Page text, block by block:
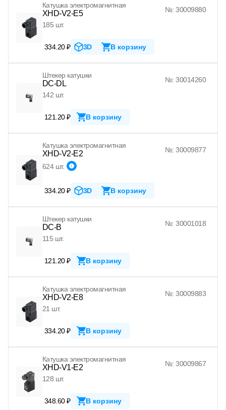
Катушка электромагнитная
XHD-V2-E5
№: 30009880
185 шт.
334.20 ₽ 3D В корзину
Штекер катушки
DC-DL
№: 30014260
142 шт.
121.20 ₽ В корзину
Катушка электромагнитная
XHD-V2-E2 №: 30009877
624 шт.
334.20 ₽ 3D В корзину
Штекер катушки
DC-B
№: 30001018
115 шт.
121.20 ₽ В корзину
Катушка электромагнитная
XHD-V2-E8
№: 30009883
21 шт.
334.20 ₽ В корзину
Катушка электромагнитная
XHD-V1-E2
№: 30009867
128 шт.
348.60 ₽ В корзину